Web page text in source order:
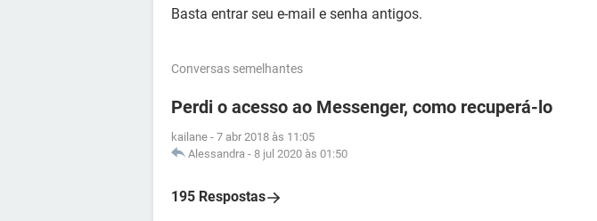
Basta entrar seu e-mail e senha antigos.
Conversas semelhantes
Perdi o acesso ao Messenger, como recuperá-lo
kailane - 7 abr 2018 às 11:05
Alessandra - 8 jul 2020 às 01:50
195 Respostas